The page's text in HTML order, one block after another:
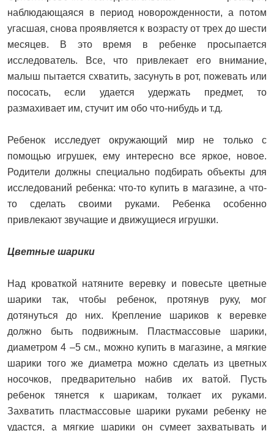
наблюдающаяся в период новорожденности, а потом
угасшая, снова проявляется к возрасту от трех до шести
месяцев. В это время в ребенке просыпается
исследователь. Все, что привлекает его внимание,
малыш пытается схватить, засунуть в рот, пожевать или
пососать, если удается удержать предмет, то
размахивает им, стучит им обо что-нибудь и т.д.
Ребенок исследует окружающий мир не только с
помощью игрушек, ему интересно все яркое, новое.
Родители должны специально подбирать объекты для
исследований ребенка: что-то купить в магазине, а что-
то сделать своими руками. Ребенка особенно
привлекают звучащие и движущиеся игрушки.
Цветные шарики
Над кроваткой натяните веревку и повесьте цветные
шарики так, чтобы ребенок, протянув руку, мог
дотянуться до них. Крепление шариков к веревке
должно быть подвижным. Пластмассовые шарики,
диаметром 4 –5 см., можно купить в магазине, а мягкие
шарики того же диаметра можно сделать из цветных
носочков, предварительно набив их ватой. Пусть
ребенок тянется к шарикам, толкает их руками.
Захватить пластмассовые шарики руками ребенку не
удастся, а мягкие шарики он сумеет захватывать и